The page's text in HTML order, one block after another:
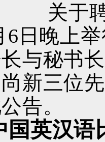
关于
6 日晚上
与秘书
新三位
告。
国英汉语